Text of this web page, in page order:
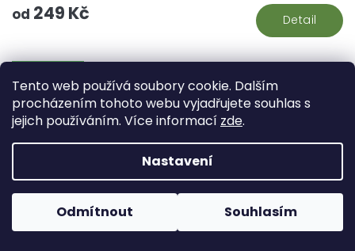
Tento web používá soubory cookie. Dalším
procházením tohoto webu vyjadřujete souhlas s
jejich používáním. Více informací zde.
Nastavení
Odmítnout Souhlasím
od 249 Kč Detail